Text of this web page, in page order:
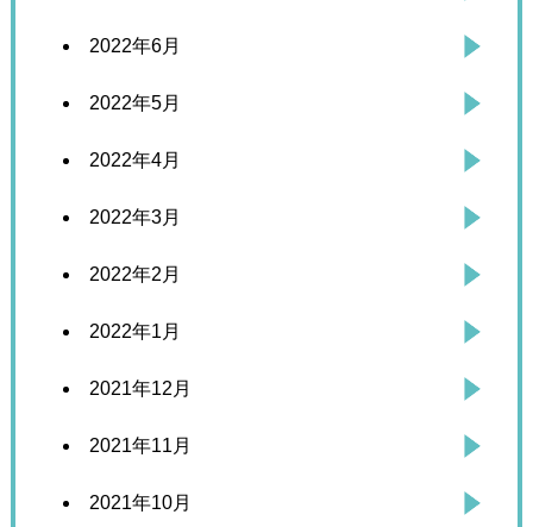
2022年6月
2022年5月
2022年4月
2022年3月
2022年2月
2022年1月
2021年12月
2021年11月
2021年10月